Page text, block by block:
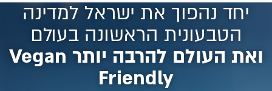
יחד נהפוך את ישראל למדינה
הטבעונית הראשונה בעולם
ואת העולם להרבה יותר Vegan
Friendly